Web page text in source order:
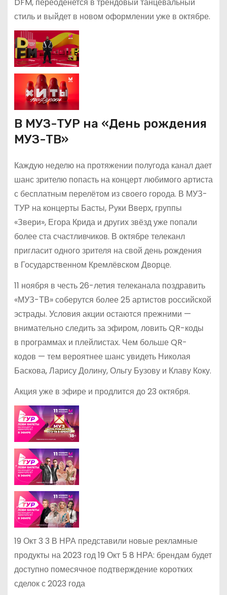
стиль и выйдет в новом оформлении уже в октябре.
В МУЗ-ТУР на «День рождения
МУЗ-ТВ»
Каждую неделю на протяжении полугода канал дает
шанс зрителю попасть на концерт любимого артиста
с бесплатным перелётом из своего города. В МУЗ-
ТУР на концерты Басты, Руки Вверх, группы
«Звери», Егора Крида и других звёзд уже попали
более ста счастливчиков. В октябре телеканл
пригласит одного зрителя на свой день рождения
в Государственном Кремлёвском Дворце.
11 ноября в честь 26-летия телеканала поздравить
«МУЗ-ТВ» соберутся более 25 артистов российской
эстрады. Условия акции остаются прежними —
внимательно следить за эфиром, ловить QR-коды
в программах и плейлистах. Чем больше QR-
кодов — тем вероятнее шанс увидеть Николая
Баскова, Ларису Долину, Ольгу Бузову и Клаву Коку.
Акция уже в эфире и продлится до 23 октября.
19 Окт 3 3 В НРА представили новые рекламные
продукты на 2023 год 19 Окт 5 8 НРА: брендам будет
доступно помесячное подтверждение коротких
сделок с 2023 года